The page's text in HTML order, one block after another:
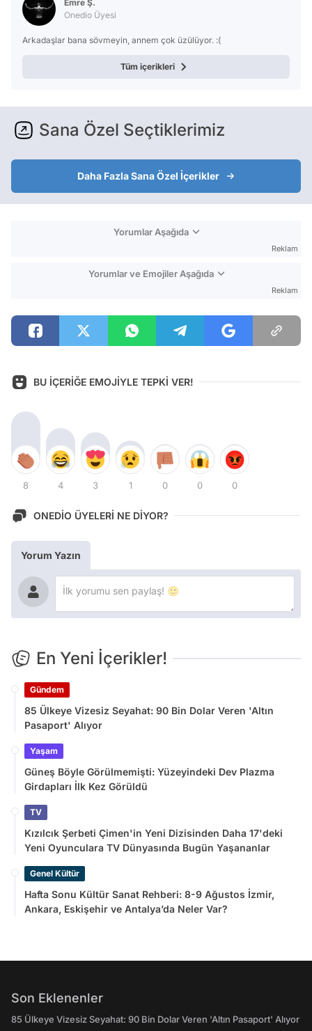
Emre Ş.
Onedio Üyesi
Arkadaşlar bana sövmeyin, annem çok üzülüyor. :(
Tüm içerikleri
Sana Özel Seçtiklerimiz
Daha Fazla Sana Özel İçerikler
Yorumlar Aşağıda
Reklam
Yorumlar ve Emojiler Aşağıda
Reklam
BU İÇERİĞE EMOJİYLE TEPKİ VER!
8 4 3 1 0 0 0
ONEDİO ÜYELERİ NE DİYOR?
Yorum Yazın
En Yeni İçerikler!
Gündem
85 Ülkeye Vizesiz Seyahat: 90 Bin Dolar Veren 'Altın
Pasaport' Alıyor
Yaşam
Güneş Böyle Görülmemişti: Yüzeyindeki Dev Plazma
Girdapları İlk Kez Görüldü
TV
Kızılcık Şerbeti Çimen'in Yeni Dizisinden Daha 17'deki
Yeni Oyunculara TV Dünyasında Bugün Yaşananlar
Genel Kültür
Hafta Sonu Kültür Sanat Rehberi: 8-9 Ağustos İzmir,
Ankara, Eskişehir ve Antalya’da Neler Var?
Son Eklenenler
85 Ülkeye Vizesiz Seyahat: 90 Bin Dolar Veren 'Altın Pasaport' Alıyor